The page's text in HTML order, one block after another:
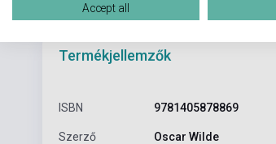
Termékjellemzők
ISBN 9781405878869
Szerző Oscar Wilde
Accept all